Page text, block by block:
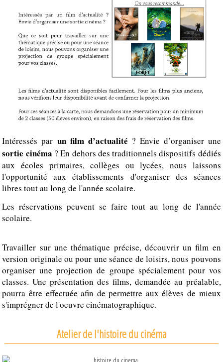
Ecole et Cinéma 2026/2027
Collège au cinéma 2026/2027
Séances à la carte
Intéressés par un film d’actualité ? Envie d’organiser une
sortie cinéma ? En dehors des traditionnels dispositifs dédiés
aux écoles primaires, collèges ou lycées, nous laissons
l'opportunité aux établissements d'organiser des séances
libres tout au long de l'année scolaire.
Les réservations peuvent se faire tout au long de l'année
scolaire.
Travailler sur une thématique précise, découvrir un film en
version originale ou pour une séance de loisirs, nous pouvons
organiser une projection de groupe spécialement pour vos
classes. Une présentation des films, demandée au préalable,
pourra être effectuée afin de permettre aux élèves de mieux
s'imprégner de l'oeuvre cinématographique.
Atelier de l'histoire du cinéma